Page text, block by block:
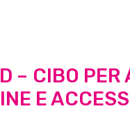
– CIBO PER
E